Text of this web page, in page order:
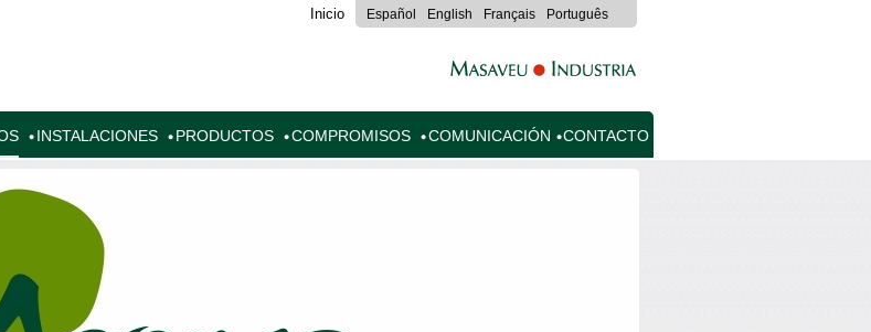
Español English Français Português
Inicio
INSTALACIONES PRODUCTOS COMPROMISOS COMUNICACIÓN CONTACTO